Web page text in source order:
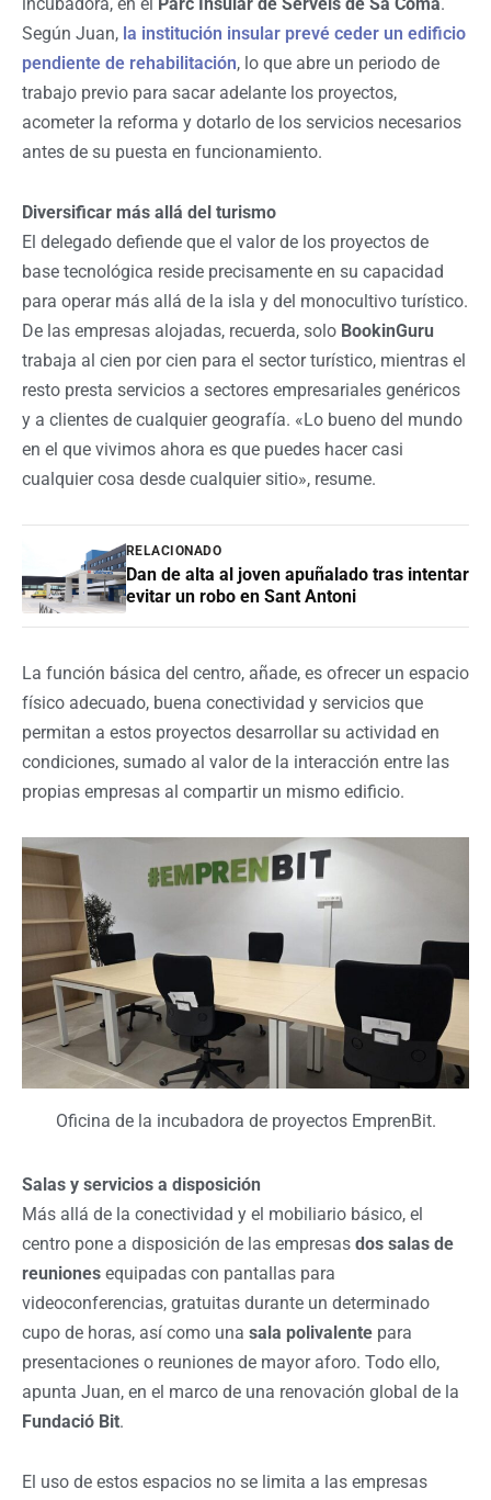
Según Juan, la institución insular prevé ceder un edificio
pendiente de rehabilitación, lo que abre un periodo de
trabajo previo para sacar adelante los proyectos,
acometer la reforma y dotarlo de los servicios necesarios
antes de su puesta en funcionamiento.
Diversificar más allá del turismo
El delegado defiende que el valor de los proyectos de
base tecnológica reside precisamente en su capacidad
para operar más allá de la isla y del monocultivo turístico.
De las empresas alojadas, recuerda, solo BookinGuru
trabaja al cien por cien para el sector turístico, mientras el
resto presta servicios a sectores empresariales genéricos
y a clientes de cualquier geografía. «Lo bueno del mundo
en el que vivimos ahora es que puedes hacer casi
cualquier cosa desde cualquier sitio», resume.
RELACIONADO
Dan de alta al joven apuñalado tras intentar
evitar un robo en Sant Antoni
La función básica del centro, añade, es ofrecer un espacio
físico adecuado, buena conectividad y servicios que
permitan a estos proyectos desarrollar su actividad en
condiciones, sumado al valor de la interacción entre las
propias empresas al compartir un mismo edificio.
Oficina de la incubadora de proyectos EmprenBit.
Salas y servicios a disposición
Más allá de la conectividad y el mobiliario básico, el
centro pone a disposición de las empresas dos salas de
reuniones equipadas con pantallas para
videoconferencias, gratuitas durante un determinado
cupo de horas, así como una sala polivalente para
presentaciones o reuniones de mayor aforo. Todo ello,
apunta Juan, en el marco de una renovación global de la
Fundació Bit.
El uso de estos espacios no se limita a las empresas